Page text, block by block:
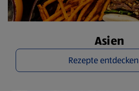
Asien
Rezepte entdecken